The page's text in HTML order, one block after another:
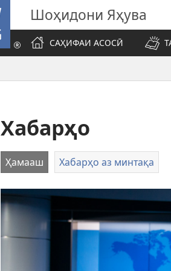
Шоҳидони Яҳува
САҲИФАИ АСОСӢ
Хабарҳо
Ҳамааш Хабарҳо аз минтақа